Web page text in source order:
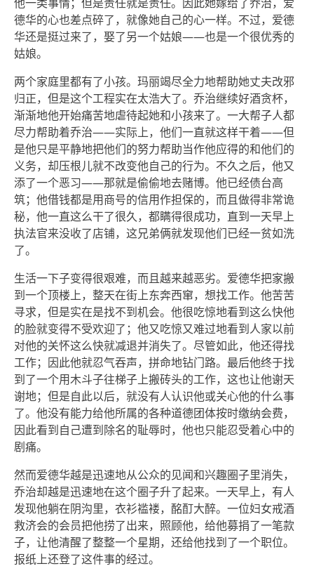
德华的心也差点碎了，就像她自己的心一样。不过，爱德
华还是挺过来了，娶了另一个姑娘——也是一个很优秀的
姑娘。
两个家庭里都有了小孩。玛丽竭尽全力地帮助她丈夫改邪
归正，但是这个工程实在太浩大了。乔治继续好酒贪杯，
渐渐地他开始痛苦地虐待起她和小孩来了。一大帮子人都
尽力帮助着乔治——实际上，他们一直就这样干着——但
是他只是平静地把他们的努力帮助当作他应得的和他们的
义务，却压根儿就不改变他自己的行为。不久之后，他又
添了一个恶习——那就是偷偷地去赌博。他已经债台高
筑；他借钱都是用商号的信用作担保的，而且做得非常诡
秘，他一直这么干了很久，都瞒得很成功，直到一天早上
执法官来没收了店铺，这兄弟俩就发现他们已经一贫如洗
了。
生活一下子变得很艰难，而且越来越恶劣。爱德华把家搬
到一个顶楼上，整天在街上东奔西窜，想找工作。他苦苦
寻求，但是实在是找不到机会。他很吃惊地看到这么快他
的脸就变得不受欢迎了；他又吃惊又难过地看到人家以前
对他的关怀这么快就减退并消失了。尽管如此，他还得找
工作；因此他就忍气吞声，拼命地钻门路。最后他终于找
到了一个用木斗子往梯子上搬砖头的工作，这也让他谢天
谢地；但是自此以后，就没有人认识他或关心他的什么事
了。他没有能力给他所属的各种道德团体按时缴纳会费，
因此看到自己遭到除名的耻辱时，他也只能忍受着心中的
剧痛。
然而爱德华越是迅速地从公众的见闻和兴趣圈子里消失，
乔治却越是迅速地在这个圈子升了起来。一天早上，有人
发现他躺在阴沟里，衣衫褴褛，酩酊大醉。一位妇女戒酒
救济会的会员把他捞了出来，照顾他，给他募捐了一笔款
子，让他清醒了整整一个星期，还给他找到了一个职位。
报纸上还登了这件事的经过。